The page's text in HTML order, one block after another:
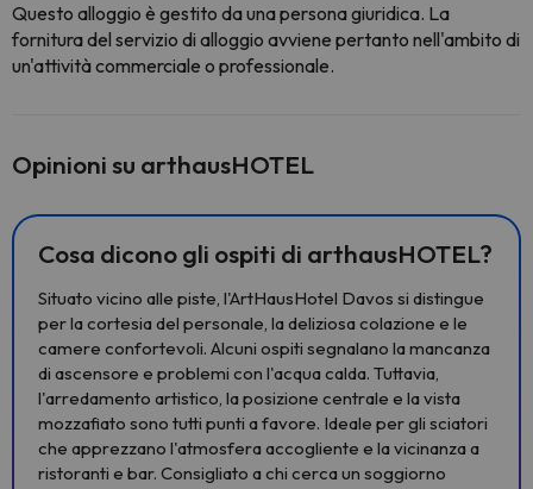
Questo alloggio è gestito da una persona giuridica. La
fornitura del servizio di alloggio avviene pertanto nell'ambito di
un'attività commerciale o professionale.
Opinioni su arthausHOTEL
Cosa dicono gli ospiti di arthausHOTEL?
Situato vicino alle piste, l'ArtHausHotel Davos si distingue
per la cortesia del personale, la deliziosa colazione e le
camere confortevoli. Alcuni ospiti segnalano la mancanza
di ascensore e problemi con l'acqua calda. Tuttavia,
l'arredamento artistico, la posizione centrale e la vista
mozzafiato sono tutti punti a favore. Ideale per gli sciatori
che apprezzano l'atmosfera accogliente e la vicinanza a
ristoranti e bar. Consigliato a chi cerca un soggiorno